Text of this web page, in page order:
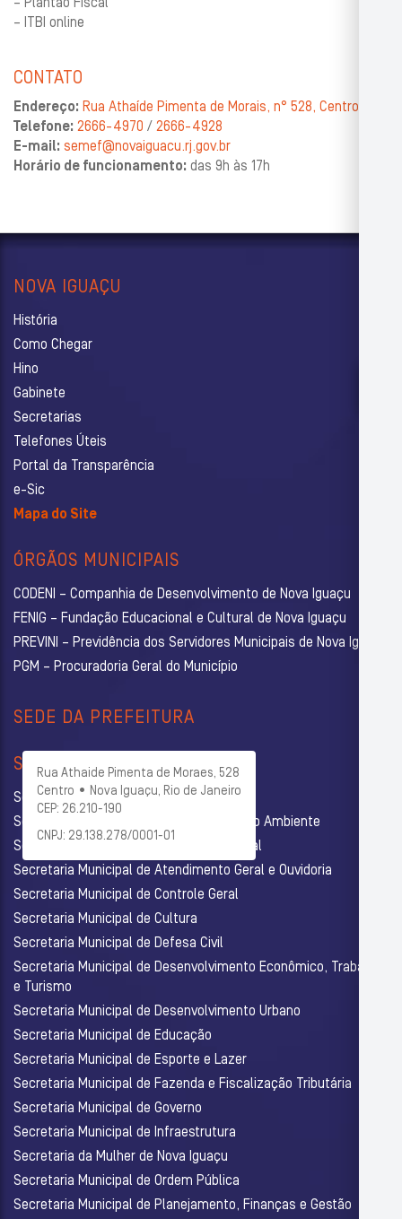
– Plantão Fiscal
– ITBI online
CONTATO
Endereço: Rua Athaíde Pimenta de Morais, n° 528, Centro
Telefone: 2666-4970 / 2666-4928
E-mail: semef@novaiguacu.rj.gov.br
Horário de funcionamento: das 9h às 17h
NOVA IGUAÇU
História
Como Chegar
Hino
Gabinete
Secretarias
Telefones Úteis
Portal da Transparência
e-Sic
Mapa do Site
ÓRGÃOS MUNICIPAIS
CODENI – Companhia de Desenvolvimento de Nova Iguaçu
FENIG – Fundação Educacional e Cultural de Nova Iguaçu
PREVINI – Previdência dos Servidores Municipais de Nova Iguaçu
PGM – Procuradoria Geral do Município
SEDE DA PREFEITURA
Rua Athaide Pimenta de Moraes, 528
Centro • Nova Iguaçu, Rio de Janeiro
CEP: 26.210-190
CNPJ: 29.138.278/0001-01
SECRETARIAS
Secretaria Municipal de Administração
Secretaria Municipal de Agricultura e Meio Ambiente
Secretaria Municipal de Assistência Social
Secretaria Municipal de Atendimento Geral e Ouvidoria
Secretaria Municipal de Controle Geral
Secretaria Municipal de Cultura
Secretaria Municipal de Defesa Civil
Secretaria Municipal de Desenvolvimento Econômico, Trabalho
e Turismo
Secretaria Municipal de Desenvolvimento Urbano
Secretaria Municipal de Educação
Secretaria Municipal de Esporte e Lazer
Secretaria Municipal de Fazenda e Fiscalização Tributária
Secretaria Municipal de Governo
Secretaria Municipal de Infraestrutura
Secretaria da Mulher de Nova Iguaçu
Secretaria Municipal de Ordem Pública
Secretaria Municipal de Planejamento, Finanças e Gestão